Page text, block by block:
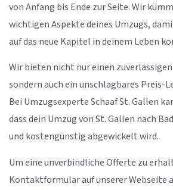
von Anfang bis Ende zur Seite. Wir
wichtigen Aspekte deines Umzugs,
auf das neue Kapitel in deinem Leben
Wir bieten nicht nur einen
sondern auch ein unschlagbares Preis-
Bei Umzugsexperte Schaaf St. Gallen
dass dein Umzug von St. Gallen nach
und kostengünstig abgewickelt wird.
Um eine unverbindliche Offerte zu
Kontaktformular auf unserer Webseite